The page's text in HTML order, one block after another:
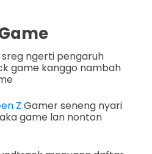
ngerti pengaruh
game kanggo nambah
Z Gamer seneng nyari
game lan nonton